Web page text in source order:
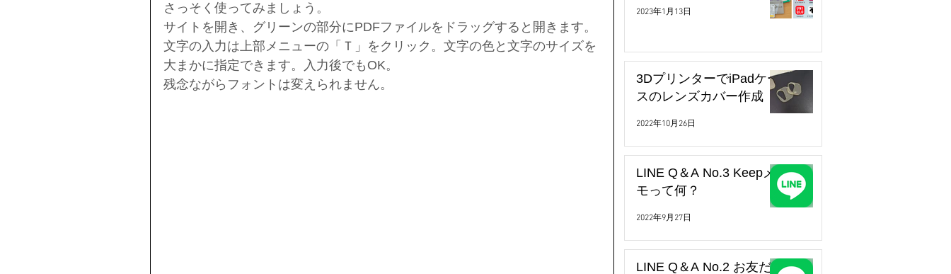
さっそく使ってみましょう。
サイトを開き、グリーンの部分にPDFファイルをドラッグすると開きます。
文字の入力は上部メニューの「Ｔ」をクリック。文字の色と文字のサイズを
大まかに指定できます。入力後でもOK。
残念ながらフォントは変えられません。
2023年1月13日
3DプリンターでiPadケー
スのレンズカバー作成
2022年10月26日
LINE Q＆A No.3 Keepメ
モって何？
2022年9月27日
LINE Q＆A No.2 お友だ